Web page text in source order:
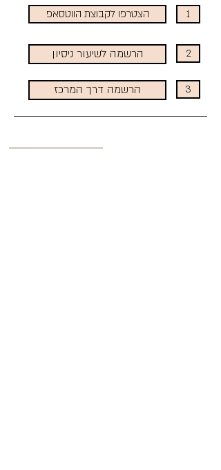
הצטרפו לקבוצת הווטסאפ 1
הרשמה לשיעור ניסיון
הרשמה דרך המרכז
2
3